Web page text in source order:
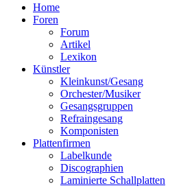
Home
Foren
Forum
Artikel
Lexikon
Künstler
Kleinkunst/Gesang
Orchester/Musiker
Gesangsgruppen
Refraingesang
Komponisten
Plattenfirmen
Labelkunde
Discographien
Laminierte Schallplatten